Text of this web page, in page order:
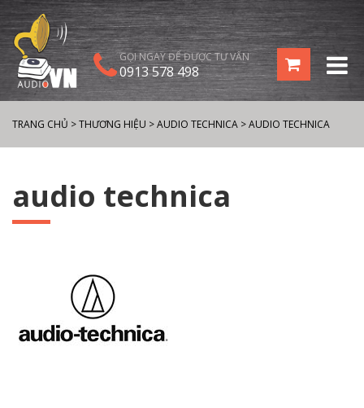
GỌI NGAY ĐỂ ĐƯỢC TƯ VẤN
0913 578 498
TRANG CHỦ >THƯƠNG HIỆU >AUDIO TECHNICA >AUDIO TECHNICA
audio technica